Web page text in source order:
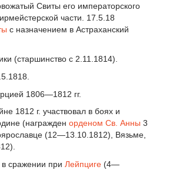
Свиты его императорского
части. 17.5.18
с назначением в Астраханский
(старшинство с 2.11.1814).
1806—1812 гг.
1812 г. участвовал в боях и
(награжден орденом Св. Анны 3
(12—13.10.1812), Вязьме,
в сражении при Лейпциге (4—